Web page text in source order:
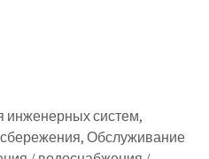
инженерных систем,
Обслуживание